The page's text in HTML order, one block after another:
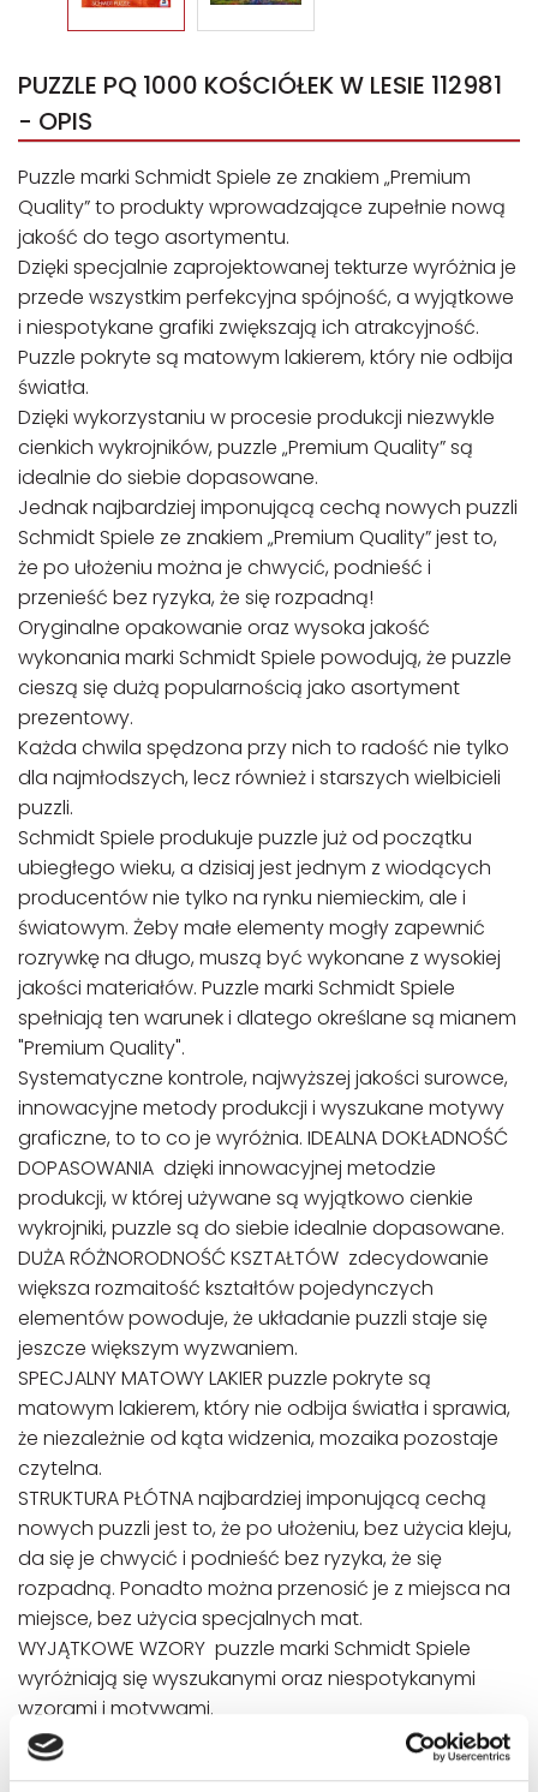
PUZZLE PQ 1000 KOŚCIÓŁEK W LESIE 112981
- OPIS
Puzzle marki Schmidt Spiele ze znakiem „Premium
Quality” to produkty wprowadzające zupełnie nową
jakość do tego asortymentu.
Dzięki specjalnie zaprojektowanej tekturze wyróżnia je
przede wszystkim perfekcyjna spójność, a wyjątkowe
i niespotykane grafiki zwiększają ich atrakcyjność.
Puzzle pokryte są matowym lakierem, który nie odbija
światła.
Dzięki wykorzystaniu w procesie produkcji niezwykle
cienkich wykrojników, puzzle „Premium Quality” są
idealnie do siebie dopasowane.
Jednak najbardziej imponującą cechą nowych puzzli
Schmidt Spiele ze znakiem „Premium Quality” jest to,
że po ułożeniu można je chwycić, podnieść i
przenieść bez ryzyka, że się rozpadną!
Oryginalne opakowanie oraz wysoka jakość
wykonania marki Schmidt Spiele powodują, że puzzle
cieszą się dużą popularnością jako asortyment
prezentowy.
Każda chwila spędzona przy nich to radość nie tylko
dla najmłodszych, lecz również i starszych wielbicieli
puzzli.
Schmidt Spiele produkuje puzzle już od początku
ubiegłego wieku, a dzisiaj jest jednym z wiodących
producentów nie tylko na rynku niemieckim, ale i
światowym. Żeby małe elementy mogły zapewnić
rozrywkę na długo, muszą być wykonane z wysokiej
jakości materiałów. Puzzle marki Schmidt Spiele
spełniają ten warunek i dlatego określane są mianem
"Premium Quality".
Systematyczne kontrole, najwyższej jakości surowce,
innowacyjne metody produkcji i wyszukane motywy
graficzne, to to co je wyróżnia. IDEALNA DOKŁADNOŚĆ
DOPASOWANIA dzięki innowacyjnej metodzie
produkcji, w której używane są wyjątkowo cienkie
wykrojniki, puzzle są do siebie idealnie dopasowane.
DUŻA RÓŻNORODNOŚĆ KSZTAŁTÓW zdecydowanie
większa rozmaitość kształtów pojedynczych
elementów powoduje, że układanie puzzli staje się
jeszcze większym wyzwaniem.
SPECJALNY MATOWY LAKIER puzzle pokryte są
matowym lakierem, który nie odbija światła i sprawia,
że niezależnie od kąta widzenia, mozaika pozostaje
czytelna.
STRUKTURA PŁÓTNA najbardziej imponującą cechą
nowych puzzli jest to, że po ułożeniu, bez użycia kleju,
da się je chwycić i podnieść bez ryzyka, że się
rozpadną. Ponadto można przenosić je z miejsca na
miejsce, bez użycia specjalnych mat.
WYJĄTKOWE WZORY puzzle marki Schmidt Spiele
wyróżniają się wyszukanymi oraz niespotykanymi
wzorami i motywami.
Przy współpracy z wieloma artystami udało się
stworzyć niepowtarzalny zbiór grafik.